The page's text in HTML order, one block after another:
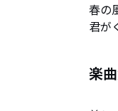
春の
君が
楽